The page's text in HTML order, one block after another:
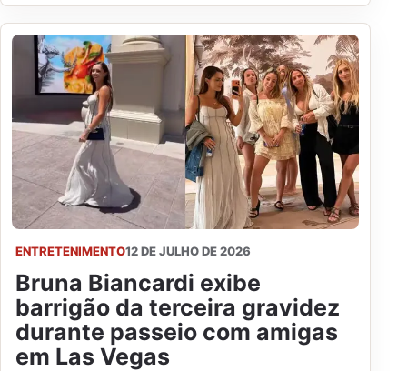
ENTRETENIMENTO12 DE JULHO DE 2026
Bruna Biancardi exibe
barrigão da terceira gravidez
durante passeio com amigas
em Las Vegas